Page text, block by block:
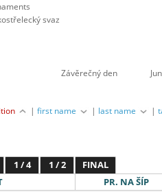
svaz
Závěrečný den
|first name | last name |
1 / 4 1 / 2
FINAL
PR. NA ŠÍP